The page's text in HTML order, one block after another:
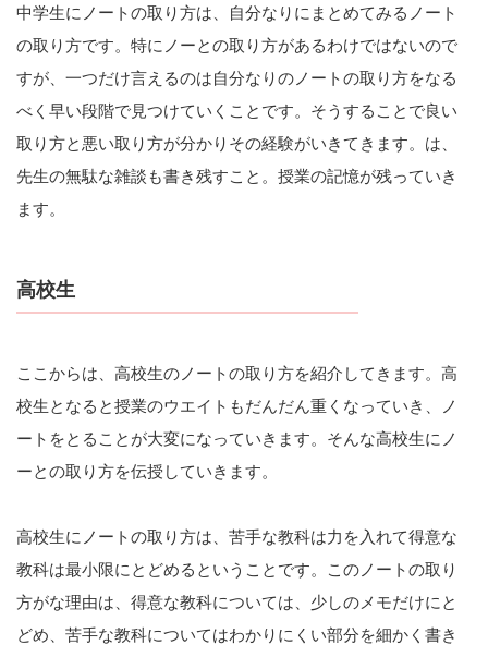
中学生にノートの取り方は、自分なりにまとめてみるノート
の取り方です。特にノーとの取り方があるわけではないので
すが、一つだけ言えるのは自分なりのノートの取り方をなる
べく早い段階で見つけていくことです。そうすることで良い
取り方と悪い取り方が分かりその経験がいきてきます。は、
先生の無駄な雑談も書き残すこと。授業の記憶が残っていき
ます。
高校生
ここからは、高校生のノートの取り方を紹介してきます。高
校生となると授業のウエイトもだんだん重くなっていき、ノ
ートをとることが大変になっていきます。そんな高校生にノ
ーとの取り方を伝授していきます。
高校生にノートの取り方は、苦手な教科は力を入れて得意な
教科は最小限にとどめるということです。このノートの取り
方がな理由は、得意な教科については、少しのメモだけにと
どめ、苦手な教科についてはわかりにくい部分を細かく書き